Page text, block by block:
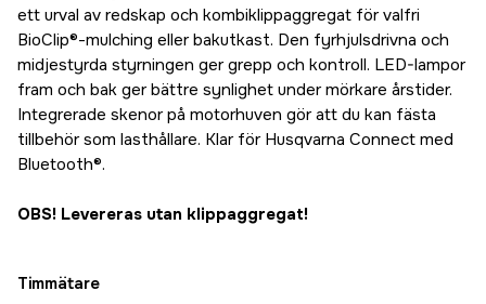
ett urval av redskap och kombiklippaggregat för valfri
BioClip®-mulching eller bakutkast. Den fyrhjulsdrivna och
midjestyrda styrningen ger grepp och kontroll. LED-lampor
fram och bak ger bättre synlighet under mörkare årstider.
Integrerade skenor på motorhuven gör att du kan fästa
tillbehör som lasthållare. Klar för Husqvarna Connect med
Bluetooth®.
OBS! Levereras utan klippaggregat!
Timmätare